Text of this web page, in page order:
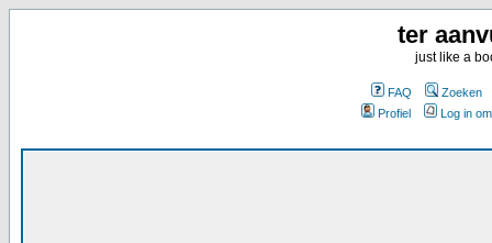
ter
just like a
FAQ
Zoeken
Profiel
Log in